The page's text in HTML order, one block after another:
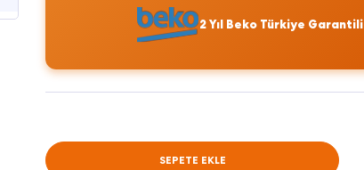
2 Yıl Beko Türkiye Garantili
SEPETE EKLE